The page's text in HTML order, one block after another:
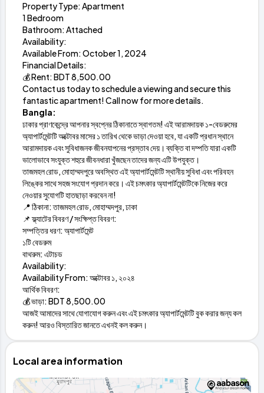
Property Type: Apartment
1 Bedroom
Bathroom: Attached
Availability:
Available From: October 1, 2024
Financial Details:
💰 Rent: BDT 8,500.00
Contact us today to schedule a viewing and secure this
fantastic apartment! Call now for more details.
Bangla:
ঢাকার প্রাণকেন্দ্রে আপনার স্বপ্নের ঠিকানাতে স্বাগতম! এই আরামদায়ক ১-বেডরুমের
অ্যাপার্টমেন্টটি অক্টোবর মাসের ১ তারিখ থেকে ভাড়া দেওয়া হবে, যা একটি প্রধান স্থানে
আরামদায়ক এবং সুবিধাজনক জীবনযাপনের প্রস্তাব দেয়। ব্যক্তি বা দম্পতি যারা একটি
ভালোভাবে সংযুক্ত শহুরে জীবনধারা খুঁজছেন তাদের জন্য এটি উপযুক্ত।
তাজমহল রোড, মোহাম্মদপুরে অবস্থিত এই অ্যাপার্টমেন্টটি স্থানীয় সুবিধা এবং পরিবহন
লিঙ্কের সাথে সহজ সংযোগ প্রদান করে। এই চমৎকার অ্যাপার্টমেন্টটিকে নিজের করে
নেওয়ার সুযোগটি হাতছাড়া করবেন না!
📍 ঠিকানা: তাজমহল রোড, মোহাম্মদপুর, ঢাকা
📌 ফ্ল্যাটের বিবরণ / সংক্ষিপ্ত বিবরণ:
সম্পত্তির ধরণ: অ্যাপার্টমেন্ট
১টি বেডরুম
বাথরুম: এটাচড
Availability:
Availability From: অক্টোবর ১, ২০২৪
আর্থিক বিবরণ:
💰 ভাড়া: BDT 8,500.00
আজই আমাদের সাথে যোগাযোগ করুন এবং এই চমৎকার অ্যাপার্টমেন্টটি বুক করার জন্য কল
করুন! আরও বিস্তারিত জানতে এখনই কল করুন।
Local area information